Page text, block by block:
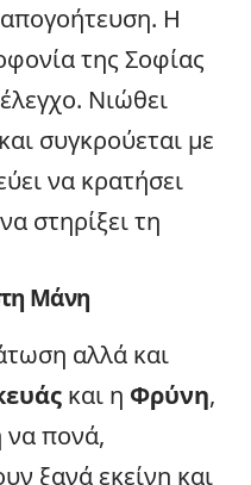
Η
της Σοφίας
Νιώθει
συγκρούεται με
να κρατήσει
στηρίξει τη
Μάνη
αλλά και
και η Φρύνη,
να πονά,
ξανά εκείνη και